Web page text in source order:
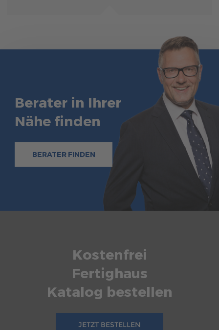
Berater in Ihrer
Nähe finden
BERATER FINDEN
Kostenfrei
Fertighaus
Katalog bestellen
JETZT BESTELLEN